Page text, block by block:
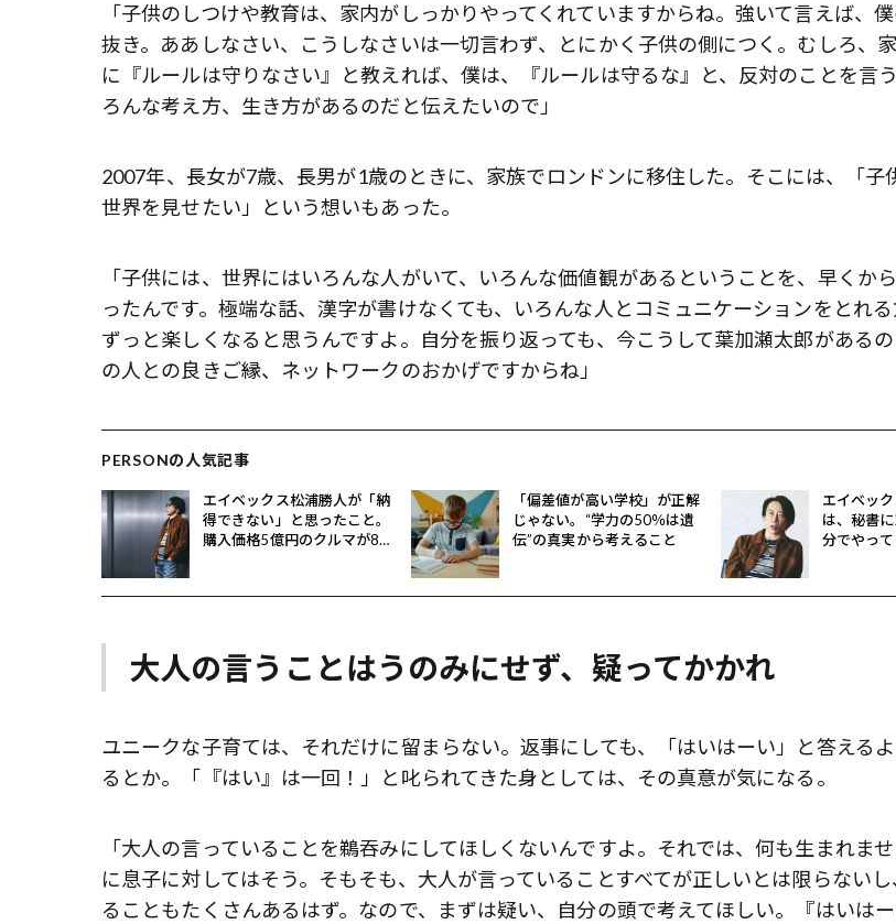
「子供のしつけや教育は、家内がしっかりやってくれていますからね。強いて言えば、
抜き。ああしなさい、こうしなさいは一切言わず、とにかく子供の側につく。むしろ、
に『ルールは守りなさい』と教えれば、僕は、『ルールは守るな』と、反対のことを言
ろんな考え方、生き方があるのだと伝えたいので」
2007年、長女が7歳、長男が1歳のときに、家族でロンドンに移住した。そこには、「子
世界を見せたい」という想いもあった。
「子供には、世界にはいろんな人がいて、いろんな価値観があるということを、早くか
ったんです。極端な話、漢字が書けなくても、いろんな人とコミュニケーションをとれ
ずっと楽しくなると思うんですよ。自分を振り返っても、今こうして葉加瀬太郎がある
の人との良きご縁、ネットワークのおかげですからね」
PERSONの人気記事
エイベックス松浦勝人が「納
得できない」と思ったこと。
購入価格5億円のクルマが8億
「偏差値が高い学校」が正解
じゃない。“学力の50％は遺
伝”の真実から考えること
エイベッ
は、秘書
分でやって
大人の言うことはうのみにせず、疑ってかかれ
ユニークな子育ては、それだけに留まらない。返事にしても、「はいはーい」と答える
るとか。「『はい』は一回！」と叱られてきた身としては、その真意が気になる。
「大人の言っていることを鵜吞みにしてほしくないんですよ。それでは、何も生まれま
に息子に対してはそう。そもそも、大人が言っていることすべてが正しいとは限らない
ることもたくさんあるはず。なので、まずは疑い、自分の頭で考えてほしい。『はいは
歌舞伎俳優・尾上右
前列ホテル「UMITO